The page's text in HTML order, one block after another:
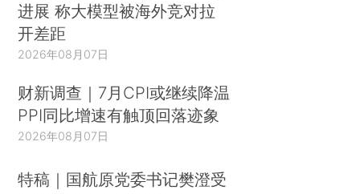
进展 称大模型被海外竞对拉
开差距
2026年08月07日
财新调查｜7月CPI或继续降温
PPI同比增速有触顶回落迹象
2026年08月07日
特稿｜国航原党委书记樊澄受